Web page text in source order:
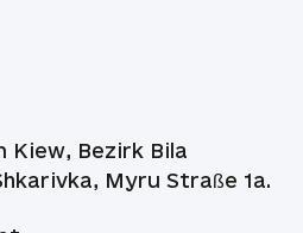
Kiew, Bezirk Bila
Myru Straße 1a.